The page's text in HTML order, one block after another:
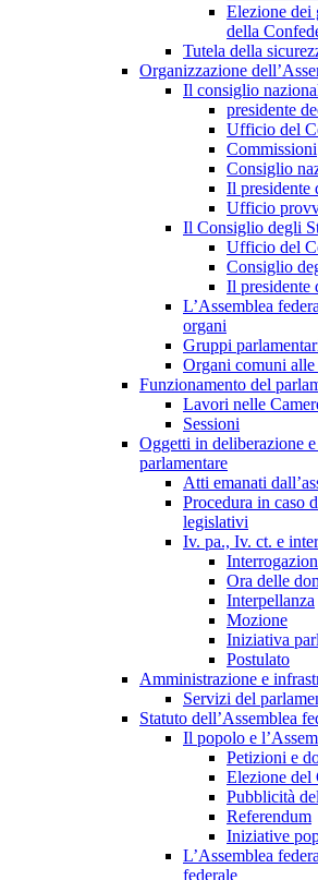
Elezione
della
Tutela della
Organizzazione
Il consiglio
presidente
Ufficio del
Commissioni
Consiglio
Il presidente
Ufficio
Il Consiglio degli
Ufficio del
Consiglio
Il presidente
L’Assemblea
organi
Gruppi
Organi comuni alle
Funzionamento del
Lavori nelle
Sessioni
Oggetti in deliberazione
parlamentare
Atti emanati
Procedura in caso
legislativi
Iv. pa., Iv. ct. e
Ora delle
Interpellanza
Mozione
Iniziativa
Postulato
Amministrazione e
Servizi del
Statuto dell’Assemblea
Il popolo e
Petizioni e
Elezione del
Pubblicità
Referendum
Iniziative
L’Assemblea
federale